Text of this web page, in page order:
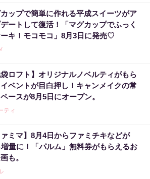
ップで簡単に作れる平成スイーツがア
ートして復活！「マグカップでふっく
ーキ！モコモコ」8月3日に発売♡
袋ロフト】オリジナルノベルティがもら
ベントが目白押し！キャンメイクの常
ースが8月5日にオープン。
ティ
ァミマ】8月4日からファミチキなどが
量に！「パルム」無料券がもらえるお
も。